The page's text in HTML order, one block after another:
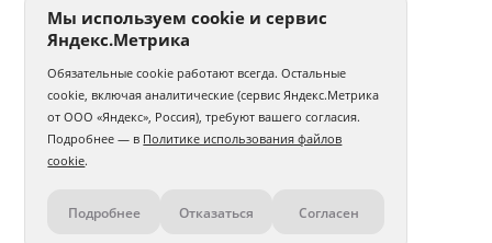
Контакты
Мы используем cookie и сервис
Яндекс.Метрика
Обязательные cookie работают всегда. Остальные
cookie, включая аналитические (сервис Яндекс.Метрика
от ООО «Яндекс», Россия), требуют вашего согласия.
Подробнее — в Политике использования файлов
cookie.
Подробнее Отказаться Согласен